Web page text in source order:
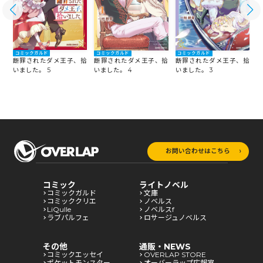
コミックガルド
断罪されたダメ王子、拾
いました。 5
コミックガルド
断罪されたダメ王子、拾
いました。 4
コミックガルド
断罪されたダメ王子、拾
いました。 3
お問い合わせはこちら
コミック
コミックガルド
コミッククリエ
LiQulle
ラブパルフェ
ライトノベル
文庫
ノベルス
ノベルスf
ロサージュノベルス
その他
コミックエッセイ
通販・NEWS
OVERLAP STORE